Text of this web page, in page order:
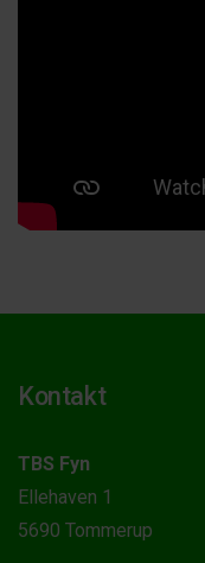
Kontakt
TBS Fyn
Ellehaven 1
5690 Tommerup